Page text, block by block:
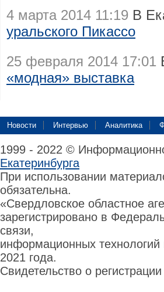
4 марта 2014 11:19 В
уральского Пикассо
25 февраля 2014 17:01
«модная» выставка
Новости Интервью Аналитика
1999 - 2022 ©
Екатеринбурга
При использовании
обязательна.
«Свердловское областное
зарегистрировано в
связи,
информационных
2021 года.
Свидетельство о